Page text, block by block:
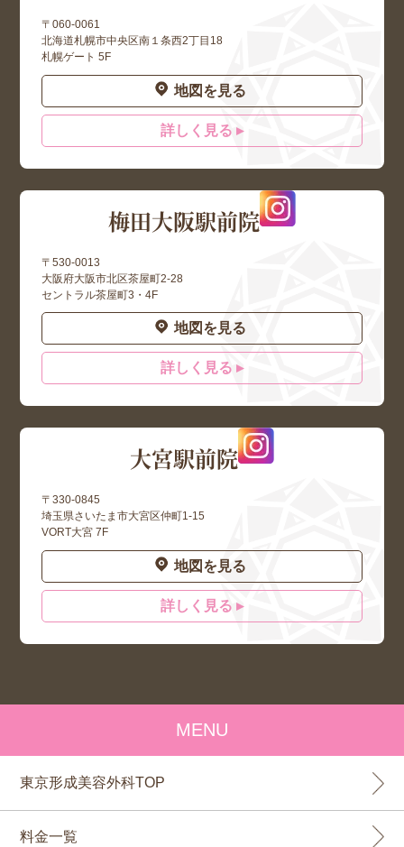
〒060-0061
北海道札幌市中央区南１条西2丁目18
札幌ゲート 5F
地図を見る
詳しく見る ▸
梅田大阪駅前院
〒530-0013
大阪府大阪市北区茶屋町2-28
セントラル茶屋町3・4F
地図を見る
詳しく見る ▸
大宮駅前院
〒330-0845
埼玉県さいたま市大宮区仲町1-15
VORT大宮 7F
地図を見る
詳しく見る ▸
MENU
東京形成美容外科TOP
料金一覧